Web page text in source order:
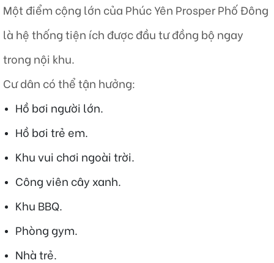
Một điểm cộng lớn của Phúc Yên Prosper Phố Đông
là hệ thống tiện ích được đầu tư đồng bộ ngay
trong nội khu.
Cư dân có thể tận hưởng:
Hồ bơi người lớn.
Hồ bơi trẻ em.
Khu vui chơi ngoài trời.
Công viên cây xanh.
Khu BBQ.
Phòng gym.
Nhà trẻ.